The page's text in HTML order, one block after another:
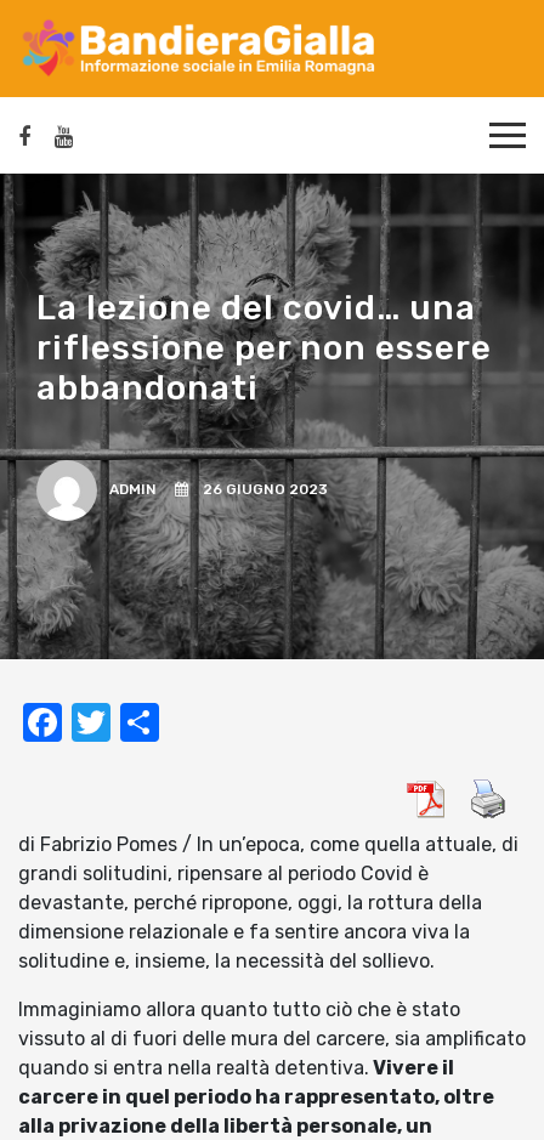
La lezione del covid… una
riflessione per non essere
abbandonati
ADMIN 26 GIUGNO 2023
Facebook
Twitter
di Fabrizio Pomes / In un’epoca, come quella attuale, di
grandi solitudini, ripensare al periodo Covid è
devastante, perché ripropone, oggi, la rottura della
dimensione relazionale e fa sentire ancora viva la
solitudine e, insieme, la necessità del sollievo.
Immaginiamo allora quanto tutto ciò che è stato
vissuto al di fuori delle mura del carcere, sia amplificato
quando si entra nella realtà detentiva. Vivere il
carcere in quel periodo ha rappresentato, oltre
alla privazione della libertà personale, un